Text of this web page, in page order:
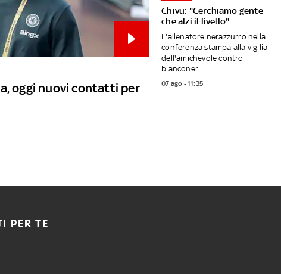
oggi nuovi contatti per
Chivu: "Cerchiamo gente
che alzi il livello"
L'allenatore nerazzurro nella
conferenza stampa alla vigilia
dell'amichevole contro i
bianconeri...
07 ago - 11:35
PER TE